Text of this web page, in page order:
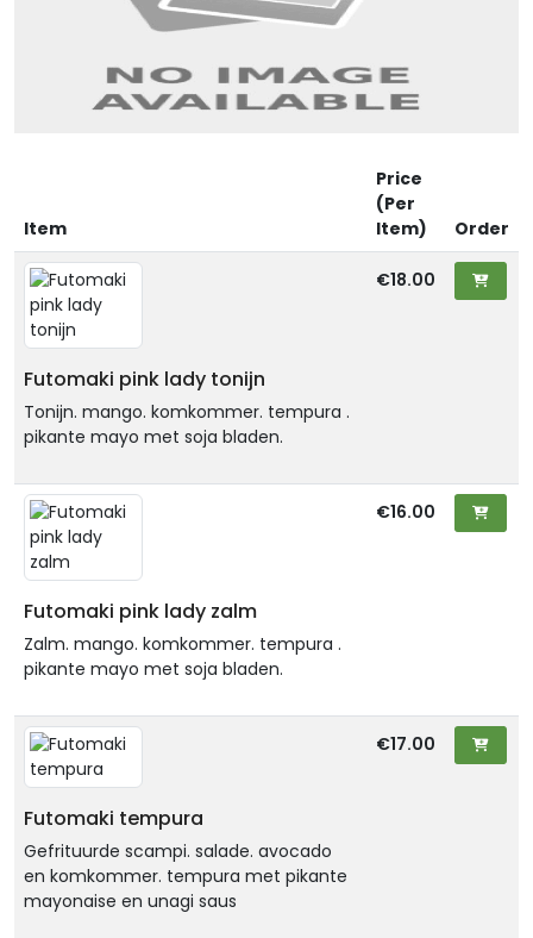
Item
Price
(Per
Item)
Order
Futomaki pink lady tonijn
Tonijn. mango. komkommer. tempura .
pikante mayo met soja bladen.
€18.00
Futomaki pink lady zalm
Zalm. mango. komkommer. tempura .
pikante mayo met soja bladen.
€16.00
Futomaki tempura
Gefrituurde scampi. salade. avocado
en komkommer. tempura met pikante
mayonaise en unagi saus
€17.00